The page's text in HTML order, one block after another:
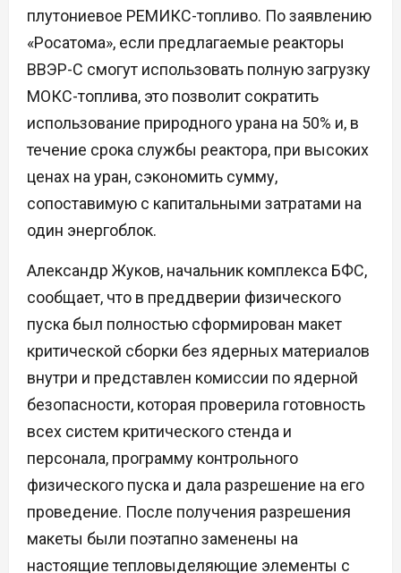
плутониевое РЕМИКС-топливо. По заявлению
«Росатома», если предлагаемые реакторы
ВВЭР-С смогут использовать полную загрузку
МОКС-топлива, это позволит сократить
использование природного урана на 50% и, в
течение срока службы реактора, при высоких
ценах на уран, сэкономить сумму,
сопоставимую с капитальными затратами на
один энергоблок.
Александр Жуков, начальник комплекса БФС,
сообщает, что в преддверии физического
пуска был полностью сформирован макет
критической сборки без ядерных материалов
внутри и представлен комиссии по ядерной
безопасности, которая проверила готовность
всех систем критического стенда и
персонала, программу контрольного
физического пуска и дала разрешение на его
проведение. После получения разрешения
макеты были поэтапно заменены на
настоящие тепловыделяющие элементы с